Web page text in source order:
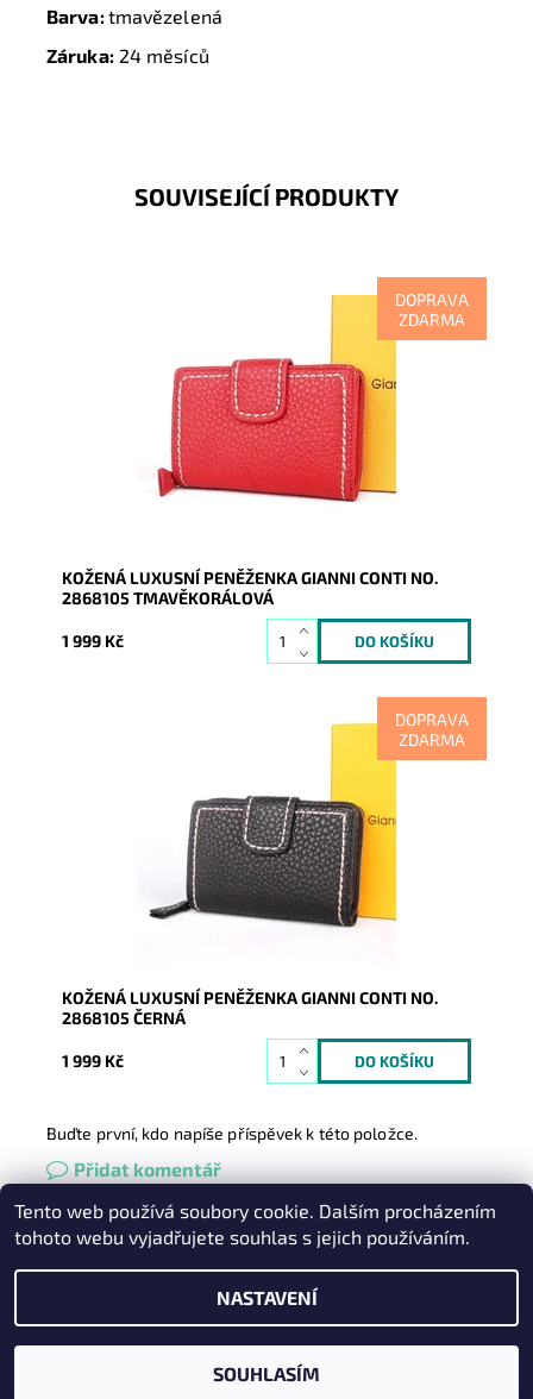
Barva:tmavězelená
Záruka:24 měsíců
SOUVISEJÍCÍ PRODUKTY
DOPRAVA
ZDARMA
Dopřejte si a svým financím luxus v prvotřídní kvalitě
tmavěkorálové peněženky Gianni Conti. Jednou...
Skladem
16561
Gianni Conti
2 roky
KOŽENÁ LUXUSNÍ PENĚŽENKA GIANNI CONTI NO.
2868105 TMAVĚKORÁLOVÁ
1 999 Kč
DOPRAVA
ZDARMA
Dopřejte si a svým financím luxus v prvotřídní kvalitě
Skladem
16563
Gianni Conti
2 roky
KOŽENÁ LUXUSNÍ PENĚŽENKA GIANNI CONTI NO.
2868105 ČERNÁ
1 999 Kč
Buďte první, kdo napíše příspěvek k této položce.
Přidat komentář
Heureka.cz | Zboží.cz Oázakabelek
2026 © Kabelky pro Vás, všechna práva vyhrazena
Vytvořil Shoptet
Tento web používá soubory cookie. Dalším procházením
tohoto webu vyjadřujete souhlas s jejich používáním.
NASTAVENÍ
SOUHLASÍM